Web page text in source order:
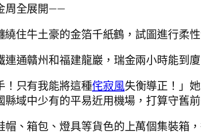
周全展開——
住牛土豪的金箔千紙鶴，試圖進行柔性
通贛州和福建龍巖，瑞金兩小時能到
！只有我能將這種侘寂風失衡導正！」
縣域中少有的平易近用機場，打算守舊
、箱包、燈具等貨色的上萬個集裝箱